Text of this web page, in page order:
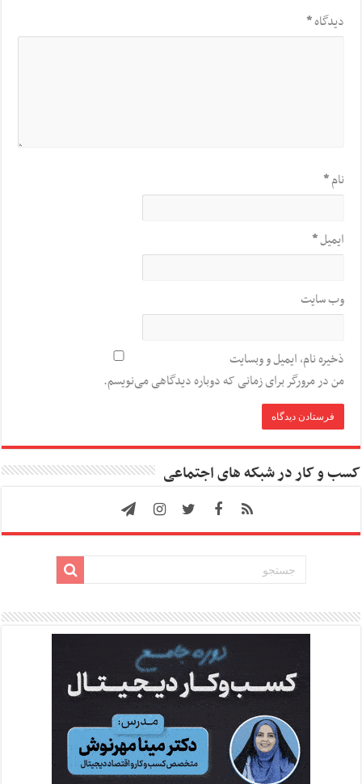
دیدگاه*
نام*
ایمیل*
وب‌ سایت
ذخیره نام، ایمیل و وبسایت
من در مرورگر برای زمانی که دوباره دیدگاهی می‌نویسم.
کسب و کار در شبکه های اجتماعی